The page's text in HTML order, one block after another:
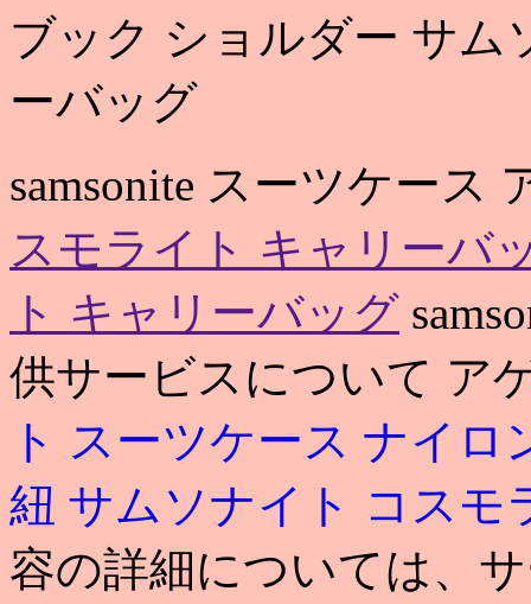
ブック ショルダー サム
ーバッグ
samsonite スーツケース
スモライト キャリーバ
ト キャリーバッグ
供サービスについて ア
ト スーツケース ナイロ
紐 サムソナイト コスモ
容の詳細については、